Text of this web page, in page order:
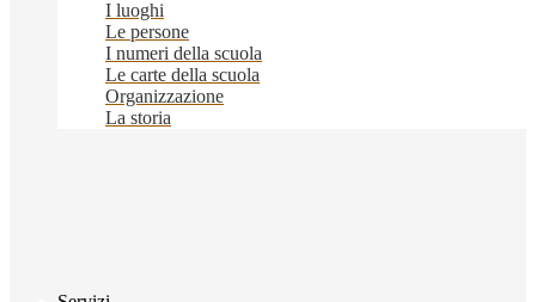
I luoghi
Le persone
I numeri della scuola
Le carte della scuola
Organizzazione
La storia